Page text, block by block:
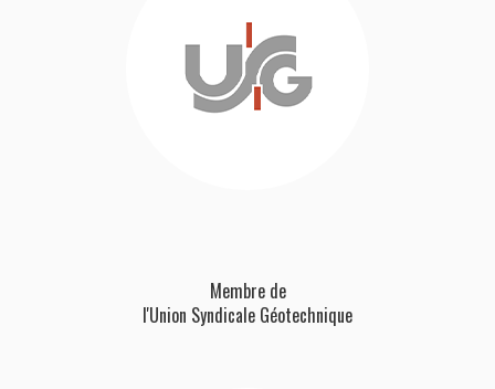
Membre de
l'Union Syndicale Géotechnique